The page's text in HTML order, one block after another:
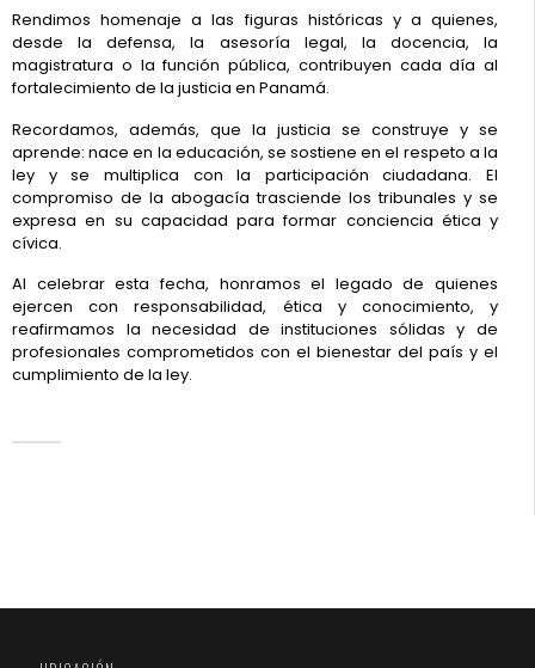
Rendimos homenaje a las figuras históricas y a quienes,
desde la defensa, la asesoría legal, la docencia, la
magistratura o la función pública, contribuyen cada día al
fortalecimiento de la justicia en Panamá.
Recordamos, además, que la justicia se construye y se
aprende: nace en la educación, se sostiene en el respeto a la
ley y se multiplica con la participación ciudadana. El
compromiso de la abogacía trasciende los tribunales y se
expresa en su capacidad para formar conciencia ética y
cívica.
Al celebrar esta fecha, honramos el legado de quienes
ejercen con responsabilidad, ética y conocimiento, y
reafirmamos la necesidad de instituciones sólidas y de
profesionales comprometidos con el bienestar del país y el
cumplimiento de la ley.